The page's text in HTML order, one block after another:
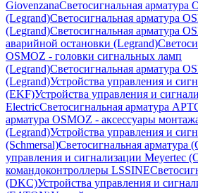
GiovenzanaСветосигнальная арматура
(Legrand)Светосигнальная арматура
(Legrand)Светосигнальная арматура
аварийной остановки (Legrand)
OSMOZ - головки сигнальных ламп
(Legrand)Светосигнальная арматура
(Legrand)Устройства управления и
(EKF)Устройства управления и
ElectricСветосигнальная арматура APT
арматура OSMOZ - аксессуары
(Legrand)Устройства управления и
(Schmersal)Светосигнальная арматура
управления и сигнализации Meyertec
командоконтроллеры LSSINE
(DKC)Устройства управления и